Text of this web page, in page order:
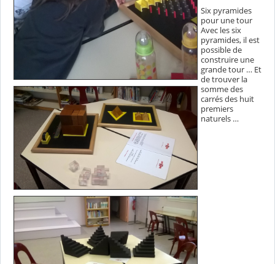
Six pyramides
pour une tour
Avec les six
pyramides, il est
possible de
construire une
grande tour … Et
de trouver la
somme des
carrés des huit
premiers
naturels …